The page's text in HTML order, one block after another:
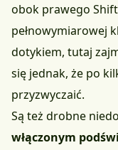
obok prawego
pełnowymiarowej
dotykiem, tutaj
się jednak, że po
przyzwyczaić.
Są też drobne
włączonym